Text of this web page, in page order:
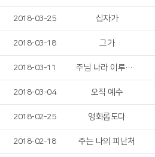
2018-03-25 십자가
2018-03-18 그가
2018-03-11 주님 나라 이루게 하소서
2018-03-04 오직 예수
2018-02-25 영화롭도다
2018-02-18 주는 나의 피난처